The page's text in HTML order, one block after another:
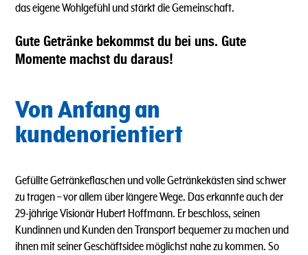
das eigene Wohlgefühl und stärkt die Gemeinschaft.
Gute Getränke bekommst du bei uns. Gute
Momente machst du daraus!
Von Anfang an
kundenorientiert
Gefüllte Getränkeflaschen und volle Getränkekästen sind schwer
zu tragen – vor allem über längere Wege. Das erkannte auch der
29-jährige Visionär Hubert Hoffmann. Er beschloss, seinen
Kundinnen und Kunden den Transport bequemer zu machen und
ihnen mit seiner Geschäftsidee möglichst nahe zu kommen. So